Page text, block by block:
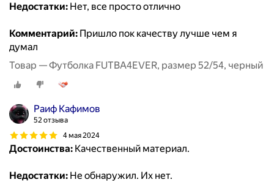
Недостатки: Нет, все просто отлично
Комментарий: Пришло пок качеству лучше чем я
думал
Товар — Футболка FUTBA4EVER, размер 52/54, черный
Раиф Кафимов
52 отзыва
4 мая 2024
Достоинства: Качественный материал.
Недостатки: Не обнаружил. Их нет.